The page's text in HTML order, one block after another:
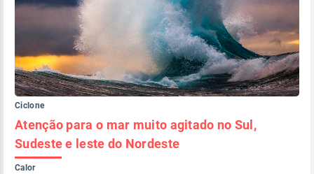
Ciclone
Atenção para o mar muito agitado no Sul,
Sudeste e leste do Nordeste
Calor